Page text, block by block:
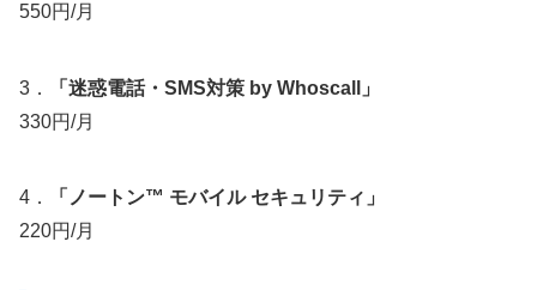
550円/月
3．
「迷惑電話・SMS対策 by Whoscall」
330円/月
4．
「ノートン™ モバイル セキュリティ」
220円/月